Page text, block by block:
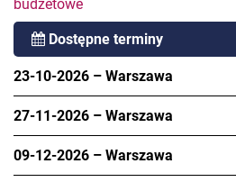
budżetowe
Dostępne terminy
23-10-2026 – Warszawa
27-11-2026 – Warszawa
09-12-2026 – Warszawa